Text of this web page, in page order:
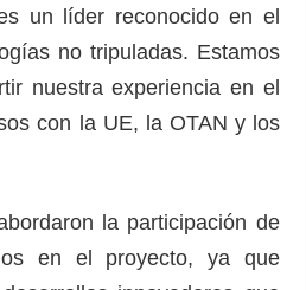
un líder reconocido en el
no tripuladas. Estamos
nuestra experiencia en el
con la UE, la OTAN y los
la participación de
en el proyecto, ya que